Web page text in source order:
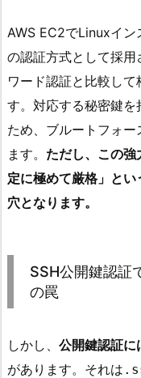
AWS EC2でLinuxイン
の認証方式として採用
ワード認証と比較し
す。対応する秘密鍵
ため、ブルートフォ
ます。 ただし、この
定に極めて厳格」と
穴となります。
SSH公開鍵認証
の罠
しかし、 公開鍵認証に
があります。それは